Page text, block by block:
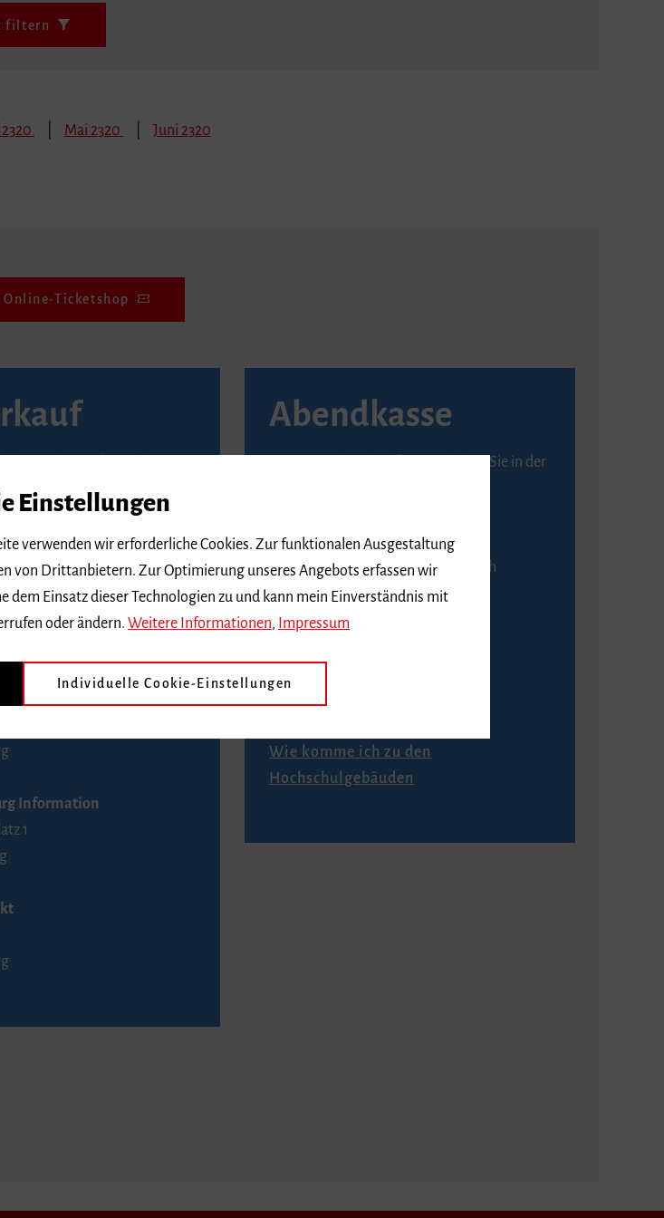
filtern
Mai 2320 Juni 2320
Online-Ticketshop
von Reservix.
Freiburg
Straße 229
(Reservierungen sind
Information
1
Abendkasse
Karten an der Abendkasse erhalten Sie in der
An der Abendkasse ist ausschließlich
Barzahlung möglich.
Anfahrt
Wie komme ich zu den
Hochschulgebäuden
Einstellungen
verwenden wir erforderliche Cookies. Zur funktionalen Ausgestaltung
von Drittanbietern. Zur Optimierung unseres Angebots erfassen wir
Einsatz dieser Technologien zu und kann mein Einverständnis mit
oder ändern. Weitere Informationen, Impressum
Individuelle Cookie-Einstellungen